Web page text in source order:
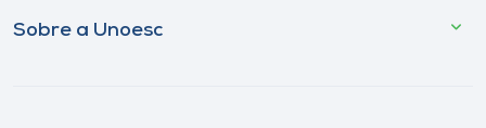
Sobre a Unoesc